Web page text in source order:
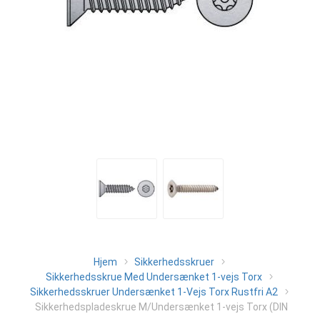
Hjem
Sikkerhedsskruer
Sikkerhedsskrue Med Undersænket 1-vejs Torx
Sikkerhedsskruer Undersænket 1-Vejs Torx Rustfri A2
Sikkerhedspladeskrue M/Undersænket 1-vejs Torx (DIN